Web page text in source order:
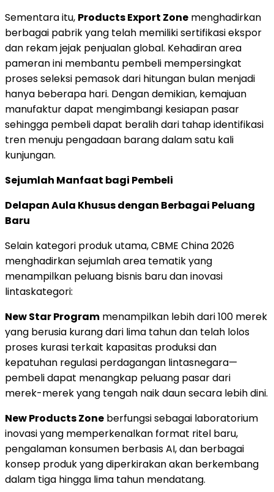
Sementara itu, Products Export Zone menghadirkan
berbagai pabrik yang telah memiliki sertifikasi ekspor
dan rekam jejak penjualan global. Kehadiran area
pameran ini membantu pembeli mempersingkat
proses seleksi pemasok dari hitungan bulan menjadi
hanya beberapa hari. Dengan demikian, kemajuan
manufaktur dapat mengimbangi kesiapan pasar
sehingga pembeli dapat beralih dari tahap identifikasi
tren menuju pengadaan barang dalam satu kali
kunjungan.
Sejumlah Manfaat bagi Pembeli
Delapan Aula Khusus dengan Berbagai Peluang
Baru
Selain kategori produk utama, CBME China 2026
menghadirkan sejumlah area tematik yang
menampilkan peluang bisnis baru dan inovasi
lintaskategori:
New Star Program menampilkan lebih dari 100 merek
yang berusia kurang dari lima tahun dan telah lolos
proses kurasi terkait kapasitas produksi dan
kepatuhan regulasi perdagangan lintasnegara—
pembeli dapat menangkap peluang pasar dari
merek-merek yang tengah naik daun secara lebih dini.
New Products Zone berfungsi sebagai laboratorium
inovasi yang memperkenalkan format ritel baru,
pengalaman konsumen berbasis AI, dan berbagai
konsep produk yang diperkirakan akan berkembang
dalam tiga hingga lima tahun mendatang.